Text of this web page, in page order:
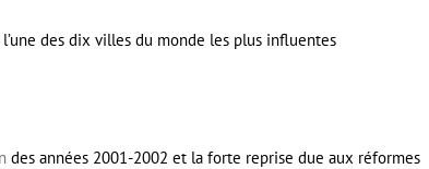
des dix villes du monde les plus influentes
des années 2001-2002 et la forte reprise due aux réformes